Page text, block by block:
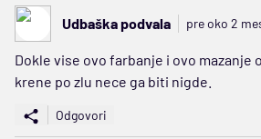
Udbaška podvala pre oko 2
Dokle vise ovo farbanje i ovo mazanje
krene po zlu nece ga biti nigde.
Odgovori